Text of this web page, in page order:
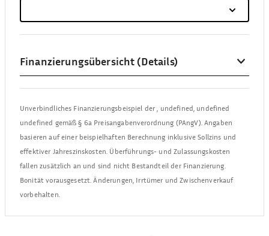
Finanzierungsübersicht (Details)
Unverbindliches Finanzierungsbeispiel der, undefined, undefined
undefined gemäß § 6a Preisangabenverordnung (PAngV). Angaben
basieren auf einer beispielhaften Berechnung inklusive Sollzins und
effektiver Jahreszinskosten. Überführungs- und Zulassungskosten
fallen zusätzlich an und sind nicht Bestandteil der Finanzierung.
Bonität vorausgesetzt. Änderungen, Irrtümer und Zwischenverkauf
vorbehalten.